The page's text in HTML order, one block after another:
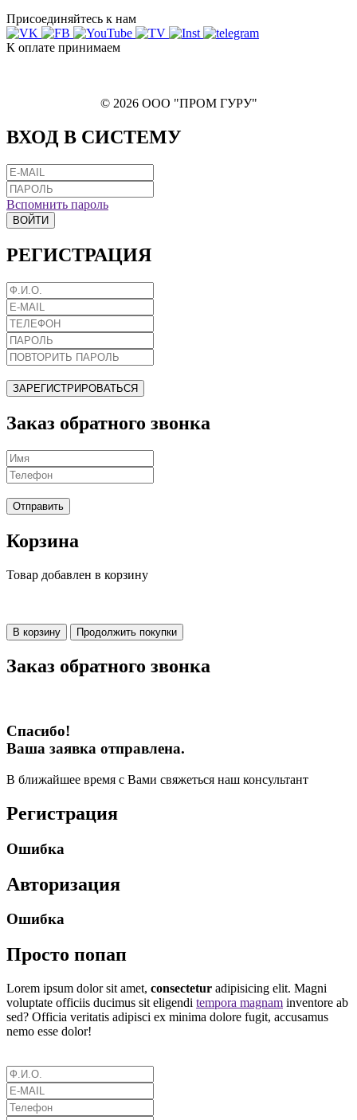
Присоединяйтесь к нам
К оплате принимаем
© 2026 ООО "ПРОМ ГУРУ"
ВХОД В СИСТЕМУ
Вспомнить пароль
ВОЙТИ
РЕГИСТРАЦИЯ
ЗАРЕГИСТРИРОВАТЬСЯ
Заказ обратного звонка
Отправить
Корзина
Товар добавлен в корзину
В корзину Продолжить покупки
Заказ обратного звонка
Спасибо!
Ваша заявка отправлена.
В ближайшее время с Вами свяжеться наш консультант
Регистрация
Ошибка
Авторизация
Ошибка
Просто попап
Lorem ipsum dolor sit amet, consectetur adipisicing elit. Magni
voluptate officiis ducimus sit eligendi tempora magnam inventore ab
sed? Officia veritatis adipisci ex minima dolore fugit, accusamus
nemo esse dolor!